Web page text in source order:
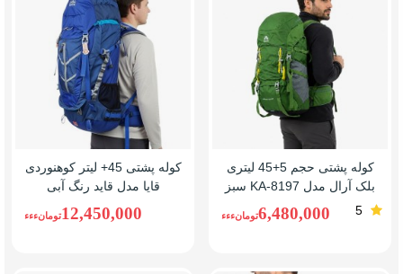
کوله پشتی حجم 5+45 لیتری
بلک آرال مدل KA-8197 سبز
5
6,480,000تومانءءء
کوله پشتی 45+ لیتر کوهنوردی
قایا مدل قاید رنگ آبی
12,450,000تومانءءء